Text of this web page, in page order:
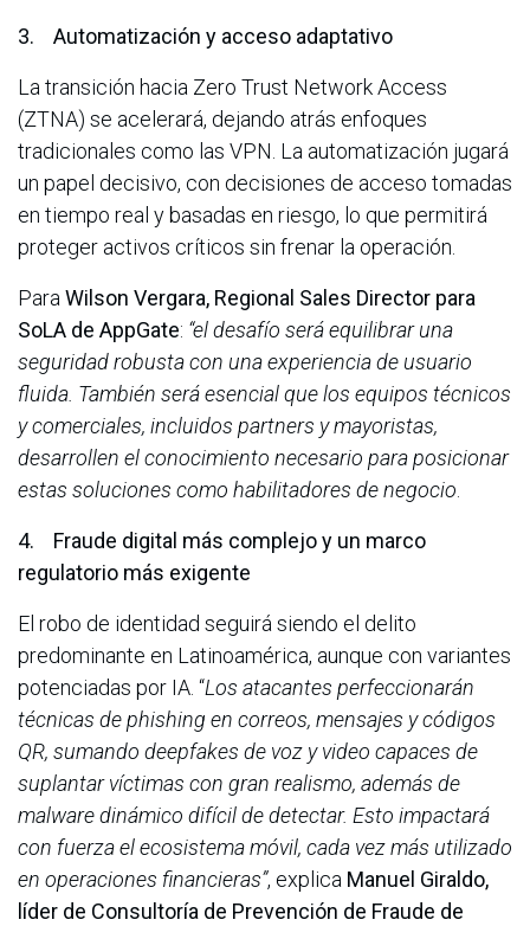
3. Automatización y acceso adaptativo
La transición hacia Zero Trust Network Access
(ZTNA) se acelerará, dejando atrás enfoques
tradicionales como las VPN. La automatización jugará
un papel decisivo, con decisiones de acceso tomadas
en tiempo real y basadas en riesgo, lo que permitirá
proteger activos críticos sin frenar la operación.
ParaWilson Vergara, Regional Sales Director para
SoLA de AppGate: “el desafío será equilibrar una
seguridad robusta con una experiencia de usuario
fluida. También será esencial que los equipos técnicos
y comerciales, incluidos partners y mayoristas,
desarrollen el conocimiento necesario para posicionar
estas soluciones como habilitadores de negocio.
4. Fraude digital más complejo y un marco
regulatorio más exigente
El robo de identidad seguirá siendo el delito
predominante en Latinoamérica, aunque con variantes
potenciadas por IA. “Los atacantes perfeccionarán
técnicas de phishing en correos, mensajes y códigos
QR, sumando deepfakes de voz y video capaces de
suplantar víctimas con gran realismo, además de
malware dinámico difícil de detectar. Esto impactará
con fuerza el ecosistema móvil, cada vez más utilizado
en operaciones financieras”, explica Manuel Giraldo,
líder de Consultoría de Prevención de Fraude de